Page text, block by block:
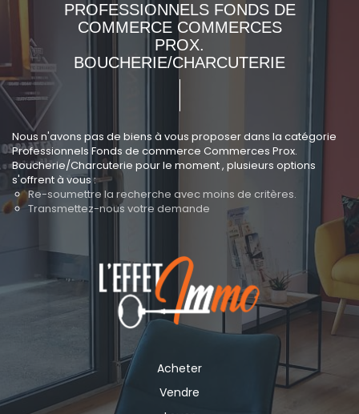
PROFESSIONNELS FONDS DE
COMMERCE COMMERCES
PROX.
BOUCHERIE/CHARCUTERIE
Nous n'avons pas de biens à vous proposer dans la catégorie
Professionnels Fonds de commerce Commerces Prox.
Boucherie/Charcuterie pour le moment , plusieurs options
s'offrent à vous :
Re-soumettre la recherche avec moins de critères.
Transmettez-nous votre demande
Acheter
Vendre